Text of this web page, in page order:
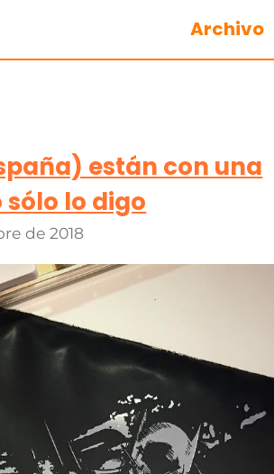
Archivo
están con una
sólo lo digo
de 2018